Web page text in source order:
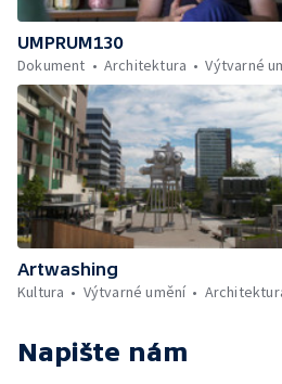
UMPRUM130
Dokument
Architektura Výtvarné
Artwashing
Kultura
Výtvarné umění
Napište nám